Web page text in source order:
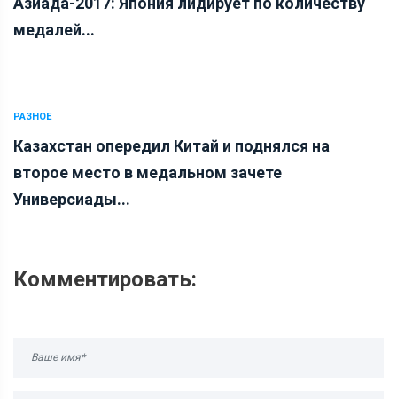
медалей...
РАЗНОЕ
Казахстан опередил Китай и поднялся на
второе место в медальном зачете
Универсиады...
Комментировать: